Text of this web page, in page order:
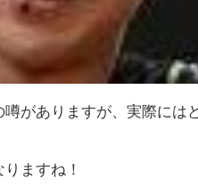
がありますが、実際には
ますね！